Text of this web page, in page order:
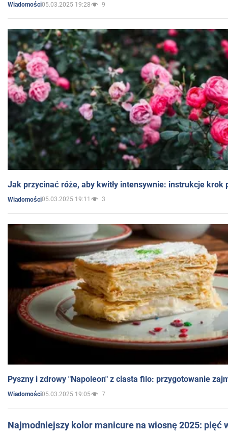
Wiadomości05.03.2025 19:28 9
Jak przycinać róże, aby kwitły intensywnie: instrukcje krok
Wiadomości05.03.2025 19:11 3
Pyszny i zdrowy "Napoleon" z ciasta filo: przygotowanie
Wiadomości05.03.2025 19:05 7
Najmodniejszy kolor manicure na wiosnę 2025: pięć